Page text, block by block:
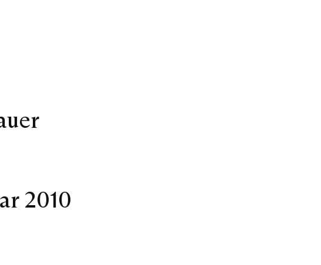
2010